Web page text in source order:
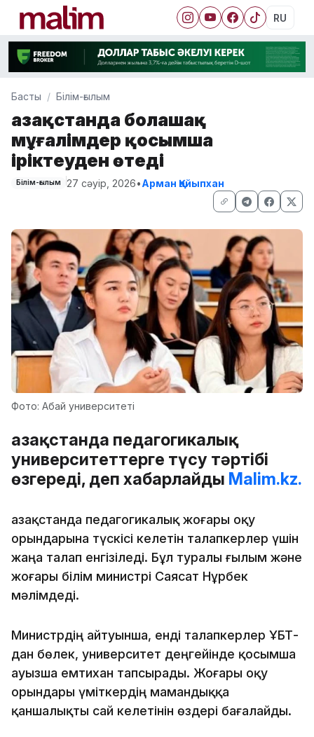
RU
Басты Білім-ғылым
Қазақстанда болашақ
мұғалімдер қосымша
іріктеуден өтеді
Білім-ғылым 27 сәуір, 2026•Арман Қайыпхан
Фото: Абай университеті
Қазақстанда педагогикалық
университеттерге түсу тәртібі
өзгереді, деп хабарлайды Malim.kz.
Қазақстанда педагогикалық жоғары оқу
орындарына түскісі келетін талапкерлер үшін
жаңа талап енгізіледі. Бұл туралы ғылым және
жоғары білім министрі Саясат Нұрбек
мәлімдеді.
Министрдің айтуынша, енді талапкерлер ҰБТ-
дан бөлек, университет деңгейінде қосымша
ауызша емтихан тапсырады. Жоғары оқу
орындары үміткердің мамандыққа
қаншалықты сай келетінін өздері бағалайды.